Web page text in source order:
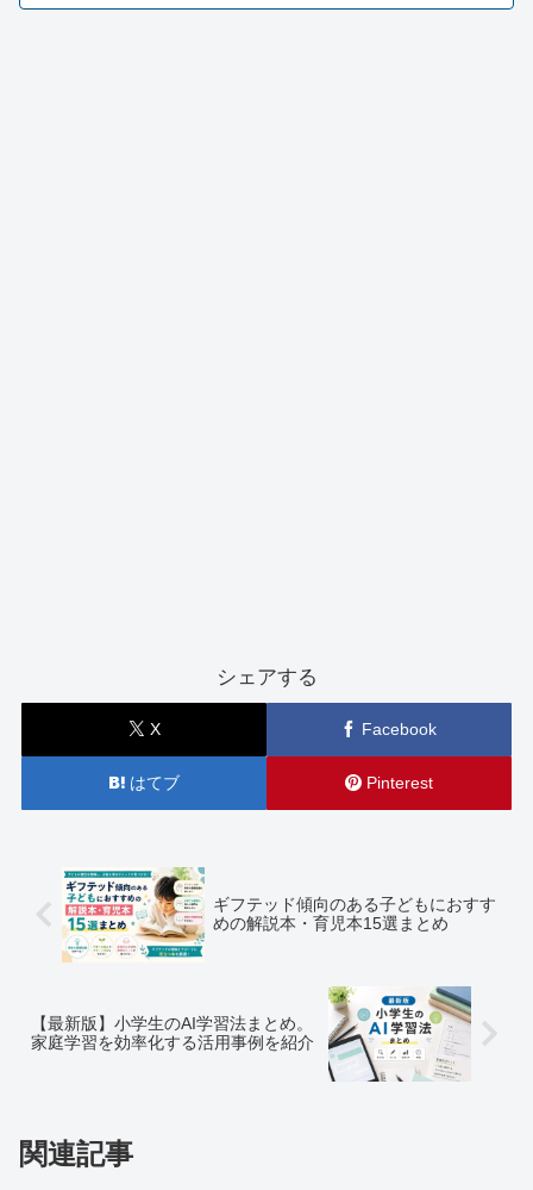
シェアする
X Facebook
はてブ Pinterest
ギフテッド傾向のある子どもにおすす
めの解説本・育児本15選まとめ
【最新版】小学生のAI学習法まとめ。
家庭学習を効率化する活用事例を紹介
関連記事